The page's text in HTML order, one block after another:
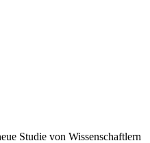
Studie von Wissenschaftlern